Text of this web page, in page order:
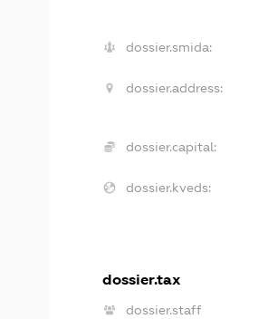
dossier.smida:
dossier.address:
dossier.capital:
dossier.kveds:
dossier.tax
dossier.staff